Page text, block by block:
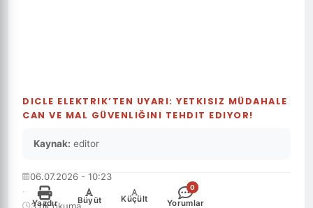
DICLE ELEKTRIK’TEN UYARI: YETKISIZ MÜDAHALE
CAN VE MAL GÜVENLIĞINI TEHDIT EDIYOR!
06.07.2026 - 10:23
·
3 dk okuma
Yazdır
+
Büyüt
-
Küçült
0
Yorumlar
Kaynak: editor